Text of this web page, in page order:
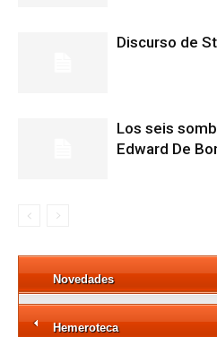
Discurso de
Los seis
Edward De
Novedades
Hemeroteca